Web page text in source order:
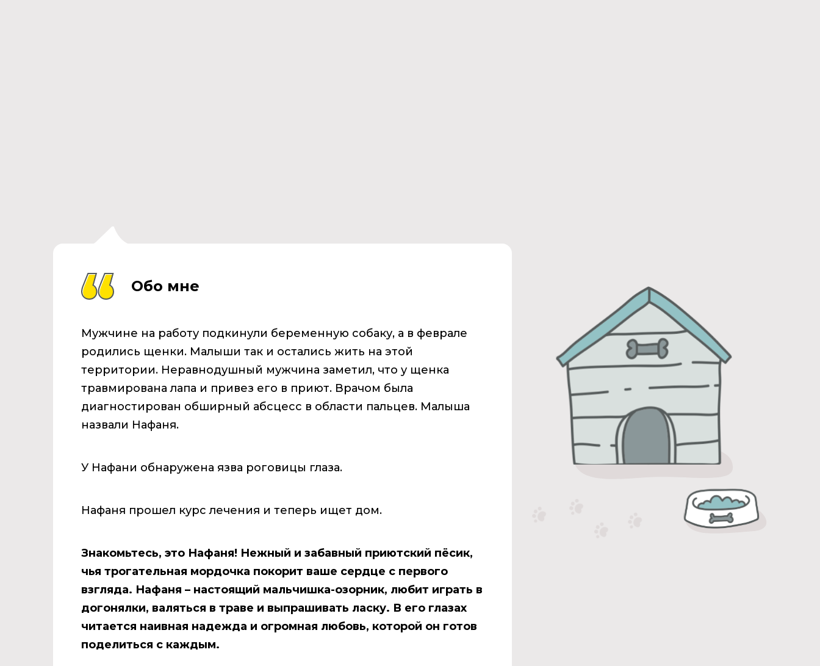
Обо мне
Мужчине на работу подкинули беременную собаку, а в феврале
родились щенки. Малыши так и остались жить на этой
территории. Неравнодушный мужчина заметил, что у щенка
травмирована лапа и привез его в приют. Врачом была
диагностирован обширный абсцесс в области пальцев. Малыша
назвали Нафаня.
У Нафани обнаружена язва роговицы глаза.
Нафаня прошел курс лечения и теперь ищет дом.
Знакомьтесь, это Нафаня! Нежный и забавный приютский пёсик,
чья трогательная мордочка покорит ваше сердце с первого
взгляда. Нафаня – настоящий мальчишка-озорник, любит играть в
догонялки, валяться в траве и выпрашивать ласку. В его глазах
читается наивная надежда и огромная любовь, которой он готов
поделиться с каждым.